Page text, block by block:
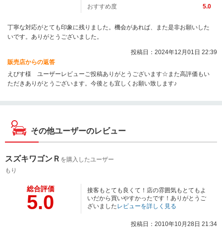
おすすめ度
5.0
丁寧な対応がとても印象に残りました。機会があれば、また是非お願いした
いです。ありがとうございました。
投稿日：2024年12月01日 22:39
販売店からの返答
えびす様 ユーザーレビューご投稿ありがとうございます☆また高評価もい
ただきありがとうございます。今後とも宜しくお願い致します♪
その他ユーザーのレビュー
スズキワゴンＲ を購入したユーザー
もり
総合評価
5.0
接客もとても良くて！店の雰囲気もとてもよ
いだから買いやすかったです！ありがとうご
ざいましたレビューを詳しく見る
投稿日：2010年10月28日 21:34